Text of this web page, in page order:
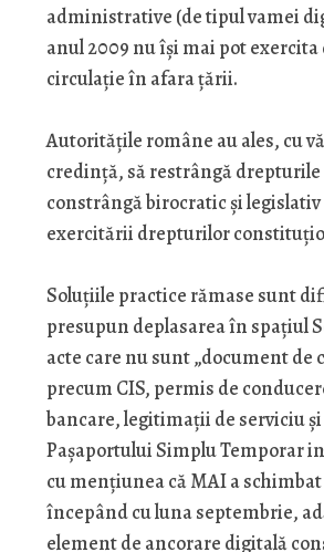
administrative (de tipul vamei
anul 2009 nu își mai pot
circulație în afara țării.
Autoritățile române au ales, cu
credință, să restrângă drepturile
constrângă birocratic și
exercitării drepturilor
Soluțiile practice rămase sunt
presupun deplasarea în spațiul
acte care nu sunt „document de
precum CIS, permis de
bancare, legitimații de serviciu și
Pașaportului Simplu Temporar
cu mențiunea că MAI a
începând cu luna septembrie,
element de ancorare digitală